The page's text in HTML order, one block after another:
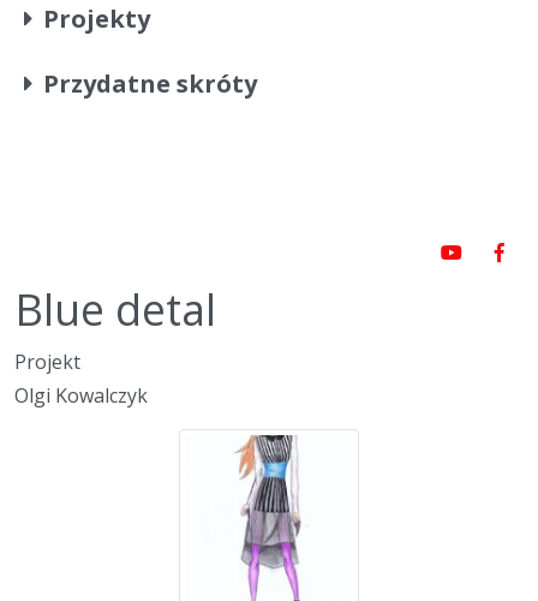
Projekty
Przydatne skróty
Blue detal
Projekt
Olgi Kowalczyk